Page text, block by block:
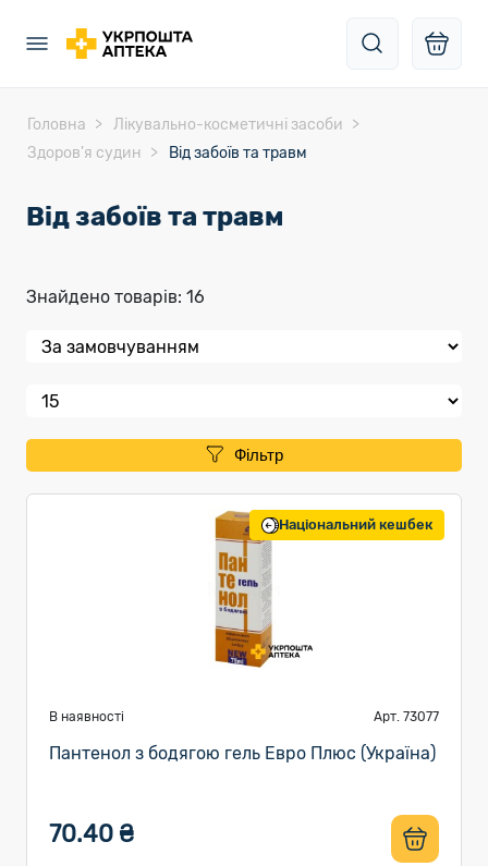
Головна
Лікувально-косметичні засоби
Здоров'я судин
Від забоїв та травм
Від забоїв та травм
Знайдено товарів: 16
Фільтр
Національний кешбек
В наявності Арт. 73077
Пантенол з бодягою гель Евро Плюс (Україна)
70.40 ₴